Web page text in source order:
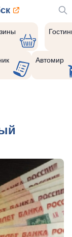
Автомир